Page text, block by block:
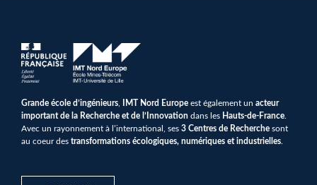
Grande école d’ingénieurs IMT Nord Europe est également un acteur
important de la Recherche et de l’Innovation dans les Hauts-de-France
Avec un rayonnement à l’international, ses 3 Centres de Recherche sont
au coeur des transformations écologiques, numériques et industrielles